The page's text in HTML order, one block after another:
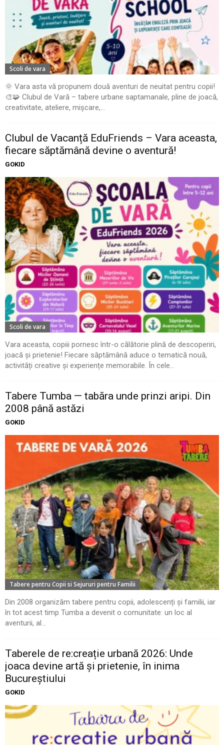
Scoli de vara
🌞 Vara asta vă propunem două aventuri de neuitat pentru copii!
🎨🧩 Clubul de Vară – tabere urbane saptamanale, pline de joacă,
creativitate, ateliere, mișcare,...
Clubul de Vacanță EduFriends – Vara aceasta,
fiecare săptămână devine o aventură!
GOKID
Scoli de vara
Vara aceasta, copiii pornesc într-o călătorie plină de descoperiri,
joacă și prietenie! Fiecare săptămână aduce o tematică nouă,
activități creative și experiențe memorabile. În cele...
Tabere Tumba — tabăra unde prinzi aripi. Din
2008 până astăzi
GOKID
Tabere pentru Copii si Sejururi pentru Familii
Din 2008 organizăm tabere pentru copii, adolescenți și familii, iar
în tot acest timp Tumba a devenit o comunitate: un loc al
aventurii, al...
Taberele de re:creație urbană 2026: Unde
joaca devine artă și prietenie, în inima
Bucureștiului
GOKID